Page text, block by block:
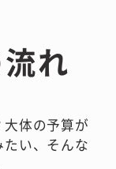
れ
大体の予算が
い、 そんな